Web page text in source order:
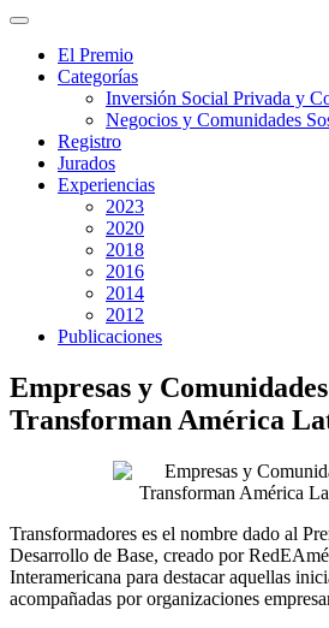
El Premio
Categorías
Inversión Social Privada y
Negocios y Comunidades
Registro
Jurados
Experiencias
2023
2020
2018
2016
2014
2012
Publicaciones
Empresas y
Transforman América
Transformadores es el nombre dado al
Desarrollo de Base, creado por
Interamericana para destacar aquellas
acompañadas por organizaciones